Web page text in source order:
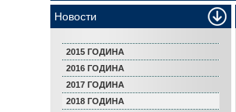
Новости
2015 ГОДИНА
2016 ГОДИНА
2017 ГОДИНА
2018 ГОДИНА